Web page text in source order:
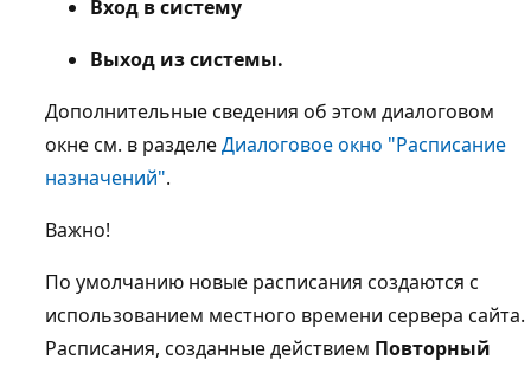
Вход в систему
Выход из системы.
Дополнительные сведения об этом диалоговом
окне см. в разделеДиалоговое окно "Расписание
назначений".
Важно!
По умолчанию новые расписания создаются с
использованием местного времени сервера сайта.
Расписания, созданные действием Повторный